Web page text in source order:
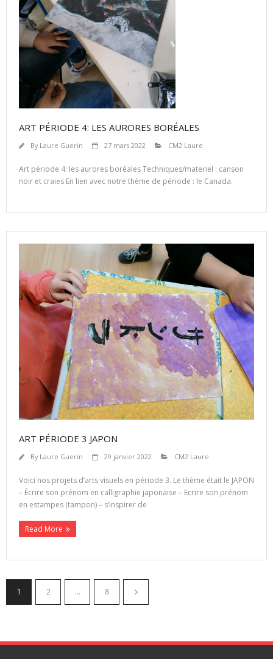
ART PÉRIODE 4: LES AURORES BORÉALES
By Laure Guerin 27 mars 2022 CM2 Laure
Art période 4: les aurores boréales Techniques/materiel : canson
noir et craies En lien avec notre thème de période : le Canada.
ART PÉRIODE 3 JAPON
By Laure Guerin 29 janvier 2022 CM2 Laure
Voici nos projets d’arts visuels en période 3. Le thème était le JAPON
– Écrire son prénom en calligraphie japonaise – Ecrire son prénom
en estampes (tampon) – s’inspirer de
Read More
1 2 … 8